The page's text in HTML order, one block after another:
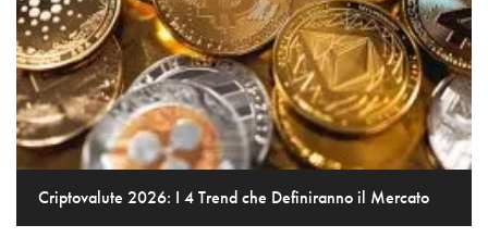
Criptovalute 2026: I 4 Trend che Definiranno il Mercato